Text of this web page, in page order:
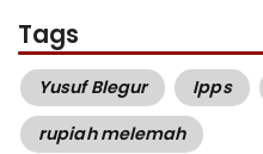
Tags
Yusuf Blegur Ipps
rupiah melemah